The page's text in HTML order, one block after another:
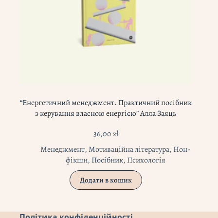
“Енергетичний менеджмент. Практичний посібник
з керування власною енергією” Алла Заяць
36,00zł
Менеджмент,Мотиваційна література, Нон-
фікшн, Посібник, Психологія
Додати в кошик